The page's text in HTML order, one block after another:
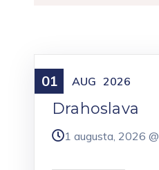
01 AUG 2026
Meniny
Drahoslava
1 augusta, 2026 @